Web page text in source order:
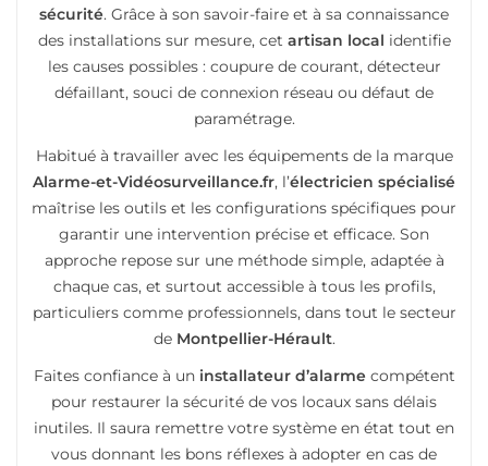
sécurité. Grâce à son savoir-faire et à sa connaissance
des installations sur mesure, cet artisan local identifie
les causes possibles : coupure de courant, détecteur
défaillant, souci de connexion réseau ou défaut de
paramétrage.
Habitué à travailler avec les équipements de la marque
Alarme-et-Vidéosurveillance.fr, l’électricien spécialisé
maîtrise les outils et les configurations spécifiques pour
garantir une intervention précise et efficace. Son
approche repose sur une méthode simple, adaptée à
chaque cas, et surtout accessible à tous les profils,
particuliers comme professionnels, dans tout le secteur
de Montpellier-Hérault.
Faites confiance à un installateur d’alarmecompétent
pour restaurer la sécurité de vos locaux sans délais
inutiles. Il saura remettre votre système en état tout en
vous donnant les bons réflexes à adopter en cas de